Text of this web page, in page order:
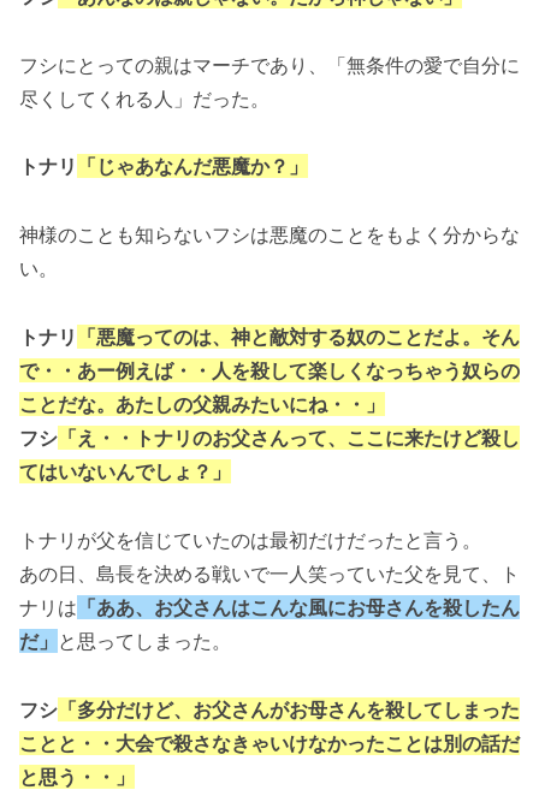
フシにとっての親はマーチであり、「無条件の愛で自分に
尽くしてくれる人」だった。
トナリ 「じゃあなんだ悪魔か？」
神様のことも知らないフシは悪魔のことをもよく分からな
い。
トナリ 「悪魔ってのは、神と敵対する奴のことだよ。そん
で・・あー例えば・・人を殺して楽しくなっちゃう奴らの
ことだな。あたしの父親みたいにね・・」
フシ 「え・・トナリのお父さんって、ここに来たけど殺し
てはいないんでしょ？」
トナリが父を信じていたのは最初だけだったと言う。
あの日、島長を決める戦いで一人笑っていた父を見て、ト
ナリは 「ああ、お父さんはこんな風にお母さんを殺したん
だ」 と思ってしまった。
フシ 「多分だけど、お父さんがお母さんを殺してしまった
ことと・・大会で殺さなきゃいけなかったことは別の話だ
と思う・・」